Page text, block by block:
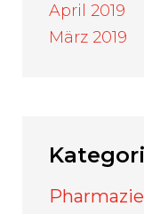
April 2019
März 2019
Pharmazie